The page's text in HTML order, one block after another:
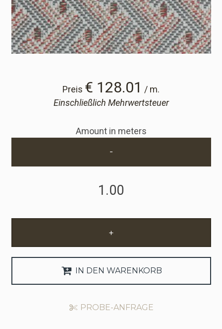
Preis € 128.01 / m.
Einschließlich Mehrwertsteuer
Amount in meters
-
+
IN DEN WARENKORB
PROBE-ANFRAGE
Cart
Cart
Probe-Anfrage
Anfrage Geschäftskonto